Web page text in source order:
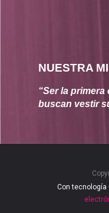
NUESTRA
“Ser la
buscan vestir
Con tecnología